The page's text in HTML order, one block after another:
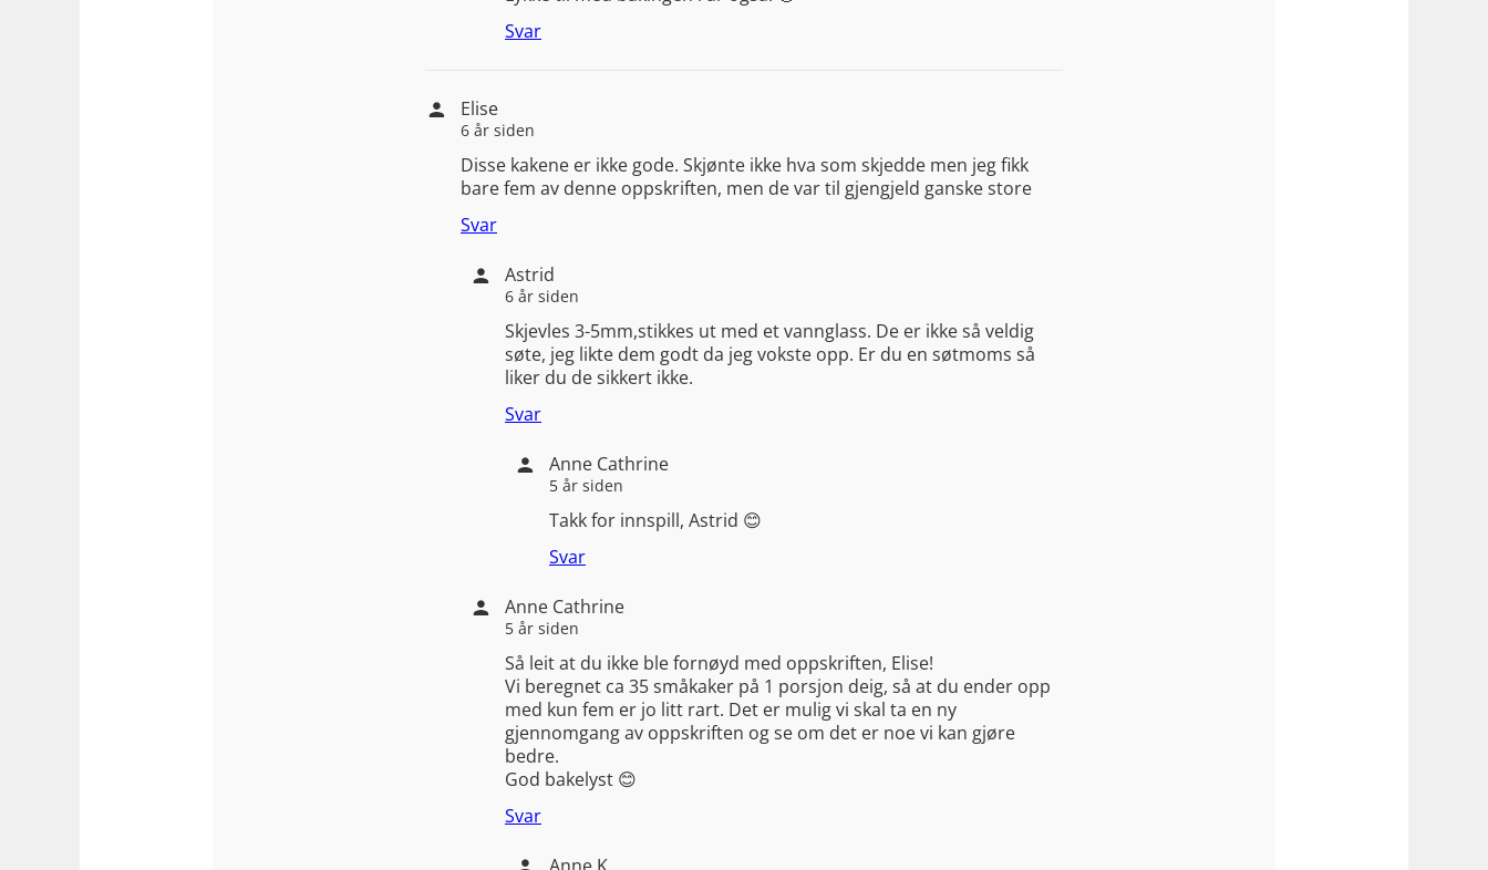
Svar
Elise
6 år siden
Disse kakene er ikke gode. Skjønte ikke hva som skjedde men jeg fikk
bare fem av denne oppskriften, men de var til gjengjeld ganske store
Svar
Astrid
6 år siden
Skjevles 3-5mm,stikkes ut med et vannglass. De er ikke så veldig
søte, jeg likte dem godt da jeg vokste opp. Er du en søtmoms så
liker du de sikkert ikke.
Svar
Anne Cathrine
5 år siden
Takk for innspill, Astrid 😊
Svar
Anne Cathrine
5 år siden
Så leit at du ikke ble fornøyd med oppskriften, Elise!
Vi beregnet ca 35 småkaker på 1 porsjon deig, så at du ender opp
med kun fem er jo litt rart. Det er mulig vi skal ta en ny
gjennomgang av oppskriften og se om det er noe vi kan gjøre
bedre.
God bakelyst 😊
Svar